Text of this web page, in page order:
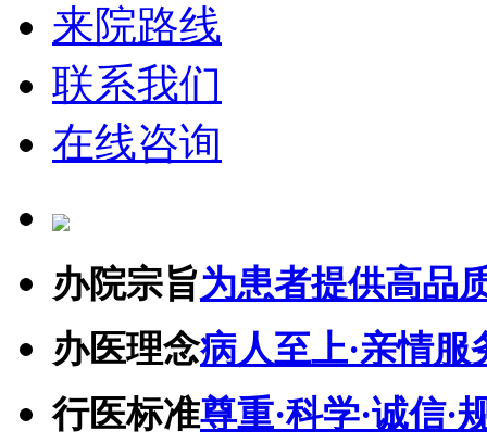
来院路线
联系我们
在线咨询
办院宗旨为患者提供高品
办医理念病人至上·亲情服
行医标准尊重·科学·诚信·